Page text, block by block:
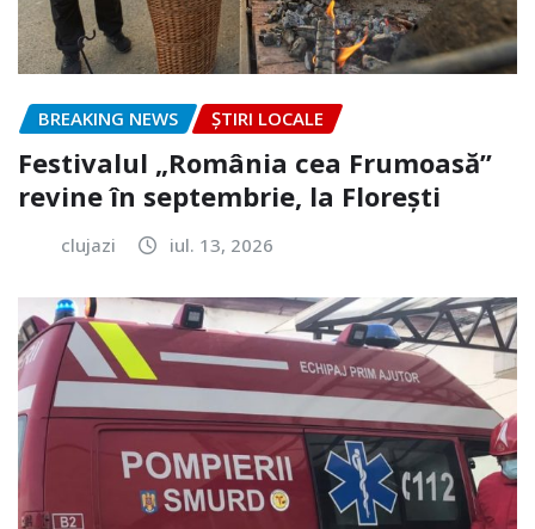
BREAKING NEWS ȘTIRI LOCALE
Festivalul „România cea Frumoasă”
revine în septembrie, la Florești
clujazi iul. 13, 2026